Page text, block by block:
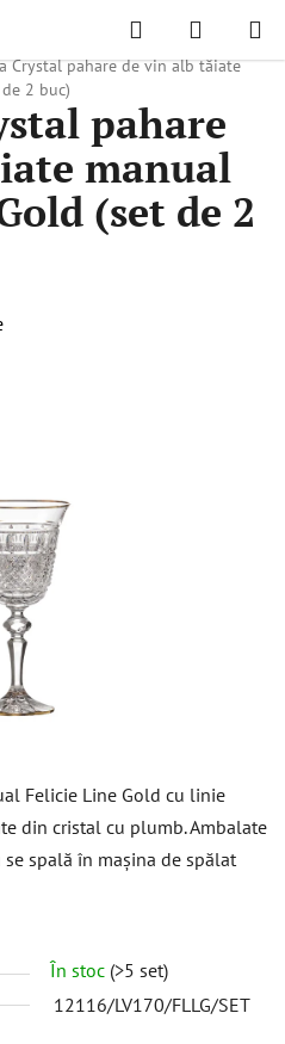
Căutare
DE
de Crăciun
Cadouri pentru
Crystal pahare de vin alb tăiate
2 buc)
Felicie Line Gold cu linie
din cristal cu plumb. Ambalate
spală în mașina de spălat
În stoc (>5 set)
12116/LV170/FLLG/SET
pahare
manual
(set de 2